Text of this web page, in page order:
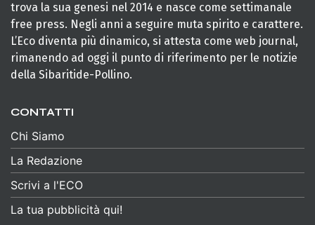
trova la sua genesi nel 2014 e nasce come settimanale
free press. Negli anni a seguire muta spirito e carattere.
L’Eco diventa più dinamico, si attesta come web journal,
rimanendo ad oggi il punto di riferimento per le notizie
della Sibaritide-Pollino.
CONTATTI
Chi Siamo
La Redazione
Scrivi a l'ECO
La tua pubblicità qui!